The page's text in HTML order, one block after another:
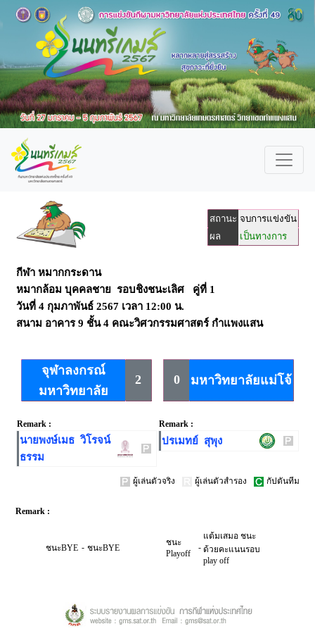
สถานะ จบการแข่งขัน
ผล
เป็นทางการ
กีฬา หมากกระดาน
หมากล้อม บุคคลชาย รอบชิงชนะเลิศ คู่ที่ 1
วันที่ 4 กุมภาพันธ์ 2567 เวลา 12:00 น.
สนาม อาคาร 9 ชั้น 4 คณะวิศวกรรมศาสตร์ กำแพงแสน
จุฬาลงกรณ์
มหาวิทยาลัย
2
Remark :
นายพงษ์เมธ วิโรจน์
ธรรม
0 มหาวิทยาลัยแม่โจ้
Remark :
ปรเมทย์ สุพุง
ผู้เล่นตัวจริง ผู้เล่นตัวสำรอง กัปตันทีม
Remark :
ชนะBYE - ชนะBYE
ชนะ
Playoff
-
แต้มเสมอ ชนะ
ด้วยคะแนนรอบ
play off